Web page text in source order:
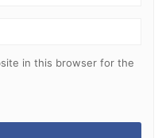
in this browser for the